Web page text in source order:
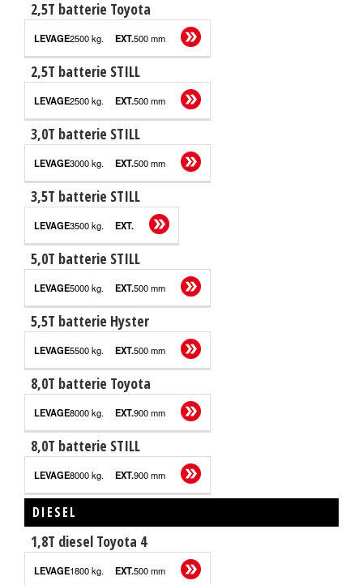
2,5T batterie Toyota
2500 kg. 500 mm
2,5T batterie STILL
2500 kg. 500 mm
3,0T batterie STILL
3000 kg. 500 mm
3,5T batterie STILL
3500 kg.
5,0T batterie STILL
5000 kg. 500 mm
5,5T batterie Hyster
5500 kg. 500 mm
8,0T batterie Toyota
8000 kg. 900 mm
8,0T batterie STILL
8000 kg. 900 mm
DIESEL
CAPACITÉ
DE
EXTRA
1,8T diesel Toyota 4
1800 kg. 500 mm